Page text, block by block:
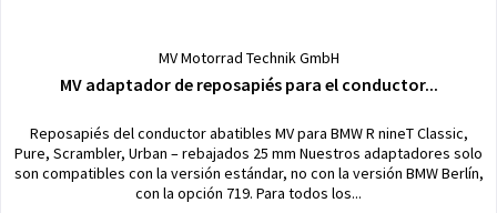
MV Motorrad Technik GmbH
MV adaptador de reposapiés para el conductor...
Reposapiés del conductor abatibles MV para BMW R nineT Classic,
Pure, Scrambler, Urban – rebajados 25 mm Nuestros adaptadores solo
son compatibles con la versión estándar, no con la versión BMW Berlín,
con la opción 719. Para todos los...